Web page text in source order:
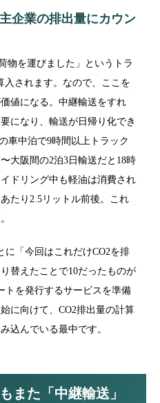
企業の排出量にカウン
物を運びました」というトラ
入されます。なので、ここを
値になる。中継輸送をすれ
になり、輸送が日帰り化でき
車中泊で9時間以上トラック
大阪間の2泊3日輸送だと18時
ドリング中も軽油は消費され
たり2.5リットル前後。これ
に「今回はこれだけCO2を排
替えたことで10だったものが
トを発行するサービスを準備
に向けて、CO2排出量の計算
込んでいる最中です。
また「中継輸送」